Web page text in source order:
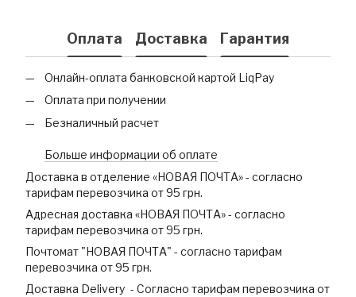
Оплата Доставка Гарантия
Онлайн-оплата банковской картой LiqPay
Оплата при получении
Безналичный расчет
Больше информации об оплате
Доставка в отделение «НОВАЯ ПОЧТА» - согласно
тарифам перевозчика от 95 грн.
Адресная доставка «НОВАЯ ПОЧТА» - согласно
тарифам перевозчика от 95 грн.
Почтомат "НОВАЯ ПОЧТА" - согласно тарифам
перевозчика от 95 грн.
Доставка Delivery - Согласно тарифам перевозчика от